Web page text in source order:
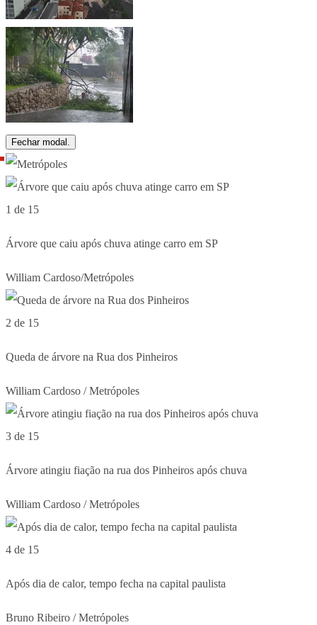
Fechar modal.
1 de 15
Árvore que caiu após chuva atinge carro em SP
William Cardoso/Metrópoles
2 de 15
Queda de árvore na Rua dos Pinheiros
William Cardoso / Metrópoles
3 de 15
Árvore atingiu fiação na rua dos Pinheiros após chuva
William Cardoso / Metrópoles
4 de 15
Após dia de calor, tempo fecha na capital paulista
Bruno Ribeiro / Metrópoles